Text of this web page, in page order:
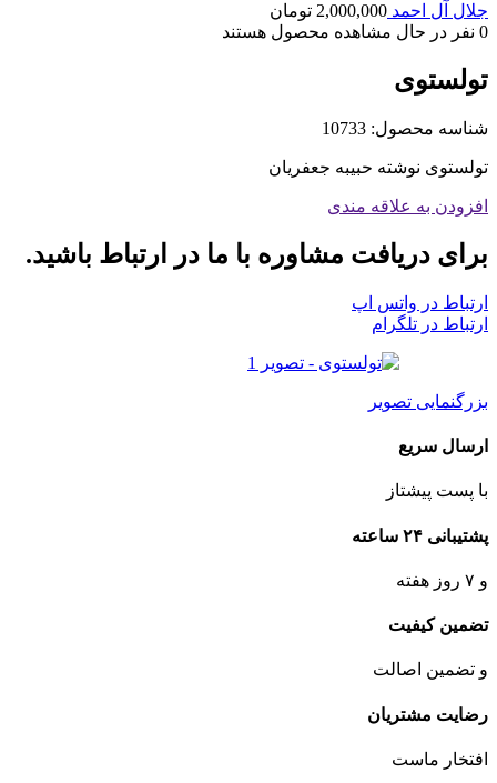
جلال آل احمد 2,000,000 تومان
0 نفر در حال مشاهده محصول هستند
تولستوی
شناسه محصول: 10733
تولستوی نوشته حبیبه جعفریان
افزودن به علاقه مندی
برای دریافت مشاوره با ما در ارتباط باشید.
ارتباط در واتس اپ
ارتباط در تلگرام
بزرگنمایی تصویر
ارسال سریع
با پست پیشتاز
پشتیبانی ۲۴ ساعته
و ۷ روز هفته
تضمین کیفیت
و تضمین اصالت
رضایت مشتریان
افتخار ماست